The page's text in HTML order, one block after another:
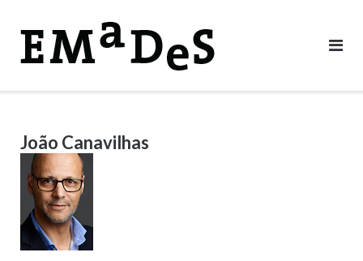
content
João Canavilhas